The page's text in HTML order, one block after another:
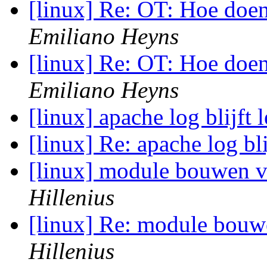
[linux] Re: OT: Hoe
Emiliano Heyns
[linux] Re: OT: Hoe
Emiliano Heyns
[linux] apache log blijft
[linux] Re: apache log
[linux] module bouwen
Hillenius
[linux] Re: module
Hillenius